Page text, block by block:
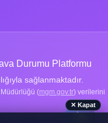
Durumu Platformu
sağlanmaktadır.
(mgm.gov.tr) verilerini
🌤️
✕ Kapat